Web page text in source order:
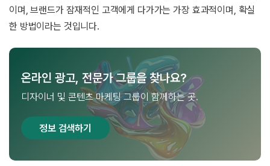
이며, 브랜드가 잠재적인 고객에게 다가가는 가장 효과적이며, 확실
한 방법이라는 것입니다.
온라인 광고, 전문가 그룹을 찾나요?
디자이너 및 콘텐츠 마케팅 그룹이 함께하는 곳.
정보 검색하기